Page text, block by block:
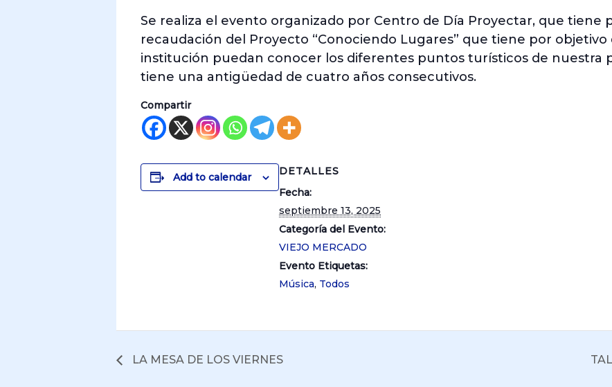
Se realiza el evento organizado por Centro de Día Proyectar, que tiene
recaudación del Proyecto “Conociendo Lugares” que tiene por
institución puedan conocer los diferentes puntos turísticos de nuestra
tiene una antigüedad de cuatro años consecutivos.
Compartir
Add to calendar
DETALLES
Fecha:
septiembre 13, 2025
Categoría del Evento:
VIEJO MERCADO
Evento Etiquetas:
Música, Todos
LA MESA DE LOS VIERNES